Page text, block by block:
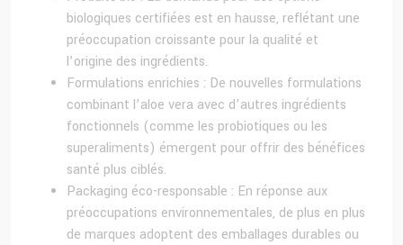
biologiques certifiées est en hausse, reflétant une
préoccupation croissante pour la qualité et
l’origine des ingrédients.
Formulations enrichies : De nouvelles formulations
combinant l’aloe vera avec d’autres ingrédients
fonctionnels (comme les probiotiques ou les
superaliments) émergent pour offrir des bénéfices
santé plus ciblés.
Packaging éco-responsable : En réponse aux
préoccupations environnementales, de plus en plus
de marques adoptent des emballages durables ou